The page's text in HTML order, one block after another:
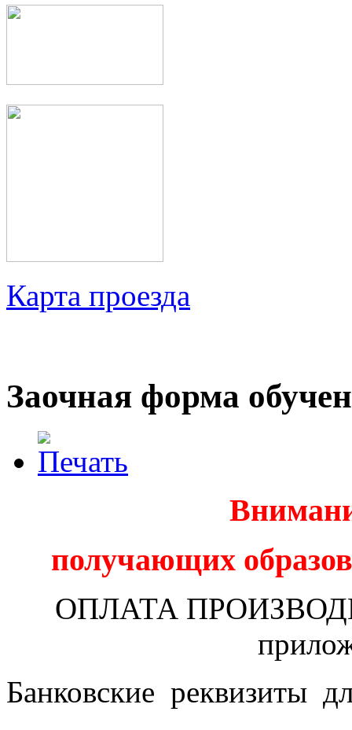
Карта проезда
Заочная форма
получающих
ОПЛАТА
Банковские реквизиты